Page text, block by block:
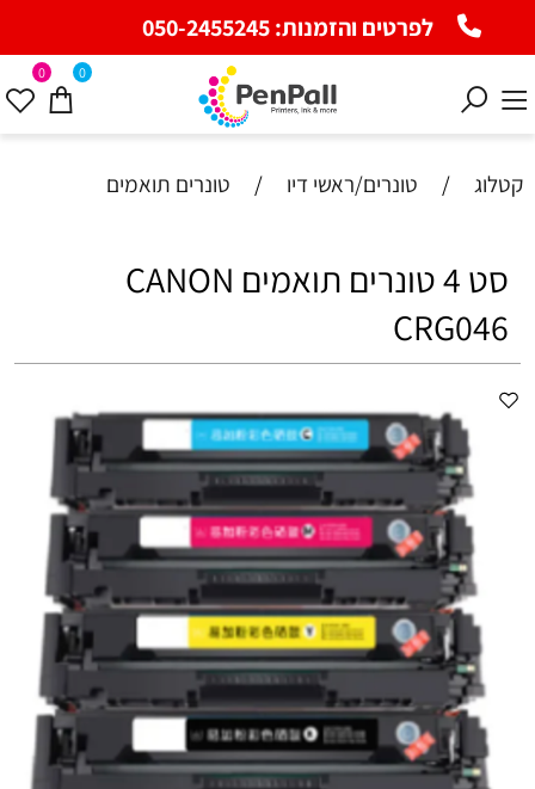
לפרטים והזמנות:050-2455245
0 0
קטלוג / טונרים/ראשי דיו / טונרים תואמים
סט 4 טונרים תואמים CANON
CRG046